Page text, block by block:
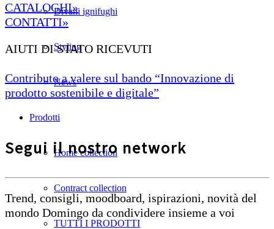
Divani ignifughi
Styling
News
Prodotti
Home collection
Contract collection
TUTTI I PRODOTTI
CATALOGHI»
CONTATTI»
AIUTI DI STATO RICEVUTI
Contributo a valere sul bando “Innovazione di
prodotto sostenibile e digitale”
Segui il nostro network
Trend, consigli, moodboard, ispirazioni, novità del
mondo Domingo da condividere insieme a voi